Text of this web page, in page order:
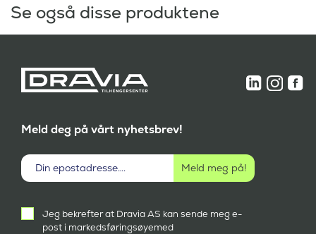
Se også disse produktene
Meld deg på vårt nyhetsbrev!
samtykke
Jeg bekrefter at Dravia AS kan sende meg e-
post i markedsføringsøyemed